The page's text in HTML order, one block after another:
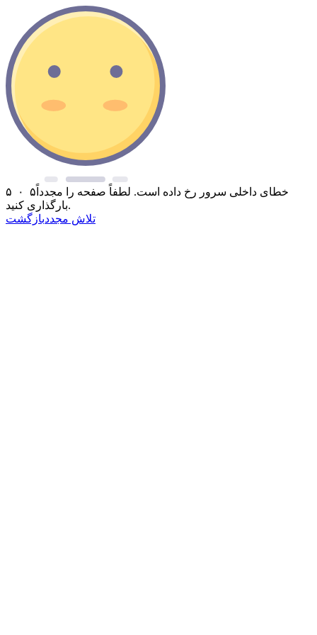
۵ ۰ ۵ خطای داخلی سرور رخ داده است. لطفاً صفحه را مجدداً
بارگذاری کنید.
تلاش مجددبازگشت